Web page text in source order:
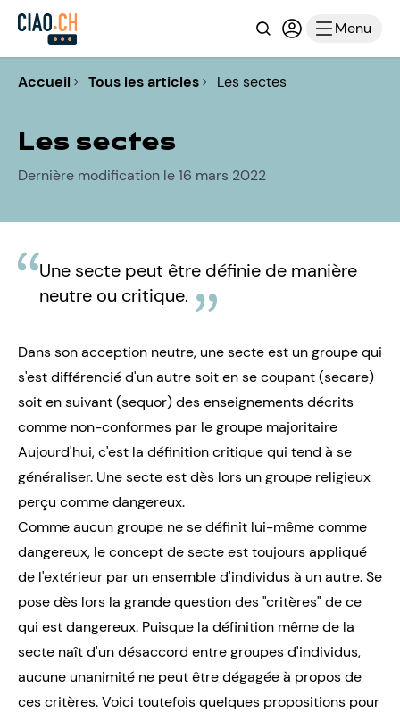
RechercheConnexion
Menu
Accueil Tous les articles Les sectes
Les sectes
Dernière modification le 16 mars 2022
Une secte peut être définie de manière
neutre ou critique.
Dans son acception neutre, une secte est un groupe qui
s'est différencié d'un autre soit en se coupant (secare)
soit en suivant (sequor) des enseignements décrits
comme non-conformes par le groupe majoritaire
Aujourd'hui, c'est la définition critique qui tend à se
généraliser. Une secte est dès lors un groupe religieux
perçu comme dangereux.
Comme aucun groupe ne se définit lui-même comme
dangereux, le concept de secte est toujours appliqué
de l'extérieur par un ensemble d'individus à un autre. Se
pose dès lors la grande question des "critères" de ce
qui est dangereux. Puisque la définition même de la
secte naît d'un désaccord entre groupes d'individus,
aucune unanimité ne peut être dégagée à propos de
ces critères. Voici toutefois quelques propositions pour